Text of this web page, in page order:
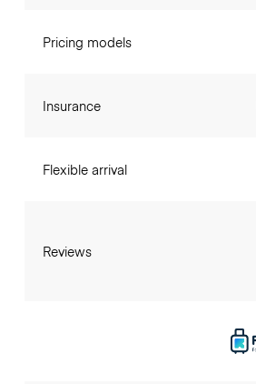
Pricing models
Insurance
Flexible arrival
Reviews